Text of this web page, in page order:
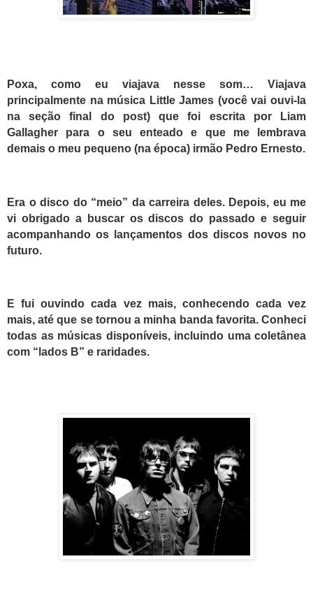
Poxa, como eu viajava nesse som… Viajava
principalmente na música Little James (você vai ouvi-la
na seção final do post) que foi escrita por Liam
Gallagher para o seu enteado e que me lembrava
demais o meu pequeno (na época) irmão Pedro Ernesto.
Era o disco do “meio” da carreira deles. Depois, eu me
vi obrigado a buscar os discos do passado e seguir
acompanhando os lançamentos dos discos novos no
futuro.
E fui ouvindo cada vez mais, conhecendo cada vez
mais, até que se tornou a minha banda favorita. Conheci
todas as músicas disponíveis, incluindo uma coletânea
com “lados B” e raridades.